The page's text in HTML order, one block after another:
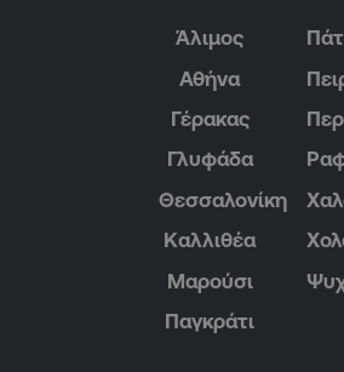
Άλιμος
Αθήνα
Γέρακας
Γλυφάδα
Θεσσαλονίκη
Καλλιθέα
Μαρούσι
Παγκράτι